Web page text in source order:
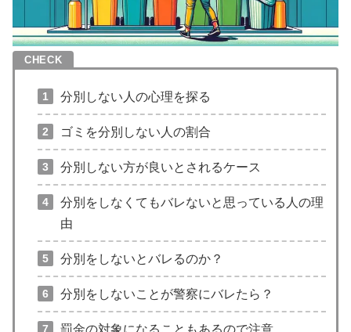
分別しない人の心理を探る
ゴミを分別しない人の割合
分別しない方が良いとされるケース
分別をしなくてもバレないと思っている人の理
由
分別をしないとバレるのか？
分別をしないことが警察にバレたら？
罰金の対象になることもあるので注意